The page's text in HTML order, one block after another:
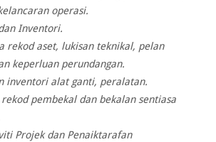
operasi.
Inventori.
rekod aset, lukisan teknikal, pelan
keperluan perundangan.
inventori alat ganti, peralatan.
pembekal dan bekalan sentiasa
Projek dan Penaiktarafan